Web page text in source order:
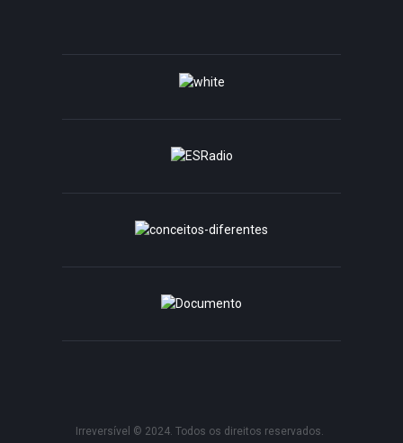
Irreversível © 2024. Todos os direitos reservados.